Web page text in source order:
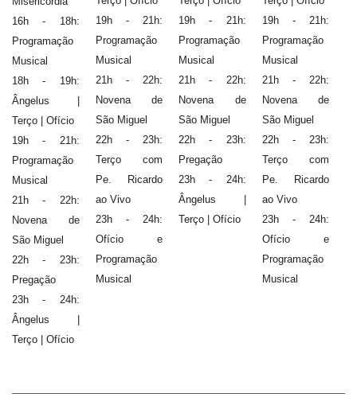
16h - 18h:
Programação
Musical
18h - 19h:
Ângelus |
Terço | Ofício
19h - 21h:
Programação
Musical
21h - 22h:
Novena de
São Miguel
22h - 23h:
Pregação
23h - 24h:
Ângelus |
Terço | Ofício
19h - 21h:
Programação
Musical
21h - 22h:
Novena de
São Miguel
22h - 23h:
Terço com
Pe. Ricardo
ao Vivo
23h - 24h:
Ofício e
Programação
Musical
19h - 21h:
Programação
Musical
21h - 22h:
Novena de
São Miguel
22h - 23h:
Pregação
23h - 24h:
Ângelus |
Terço | Ofício
19h - 21h:
Programação
Musical
21h - 22h:
Novena de
São Miguel
22h - 23h:
Terço com
Pe. Ricardo
ao Vivo
23h - 24h:
Ofício e
Programação
Musical